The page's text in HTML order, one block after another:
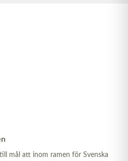
mål att inom ramen för Svenska